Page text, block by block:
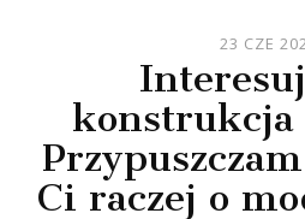
23 CZE
konstrukcja
Ci raczej o